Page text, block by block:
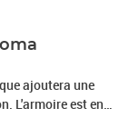
ajoutera une
L'armoire est en